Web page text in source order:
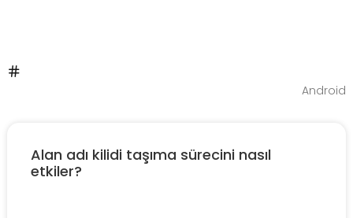
Android
Alan adı kilidi taşıma sürecini nasıl
etkiler?